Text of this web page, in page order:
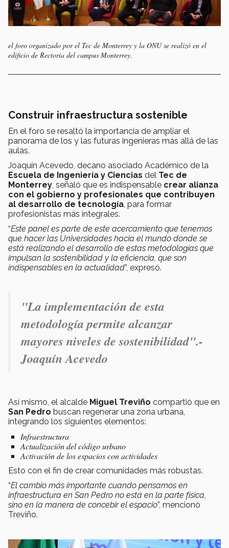
el foro organizado por el Tec de Monterrey y la ONU se realizó en el
edificio de Rectoría del campus Monterrey.
Construir infraestructura sostenible
En el foro se resaltó la importancia de ampliar el
panorama de los y las futuras ingenieras más allá de las
aulas.
Joaquín Acevedo, decano asociado Académico de la
Escuela de Ingeniería y Ciencias del Tec de
Monterrey, señaló que es indispensable crear alianza
con el gobierno y profesionales que contribuyen
al desarrollo de tecnología, para formar
profesionistas más integrales.
“Este panel es parte de este acercamiento que tenemos
que hacer las Universidades hacia el mundo donde se
está realizando el desarrollo de estas metodologías que
impulsan la sostenibilidad y la eficiencia, que son
indispensables en la actualidad”, expresó.
"La implementación de esta
metodología permite alcanzar
mayores niveles de sostenibilidad".-
Joaquín Acevedo
Así mismo, el alcalde Miguel Treviño compartió que en
San Pedro buscan regenerar una zona urbana,
integrando los siguientes elementos:
Infraestructura
Actualización del código urbano
Activación de los espacios con actividades
Esto con el fin de crear comunidades más robustas.
“El cambio más importante cuando pensamos en
infraestructura en San Pedro no está en la parte física,
sino en la manera de concebir el espacio”, mencionó
Treviño.